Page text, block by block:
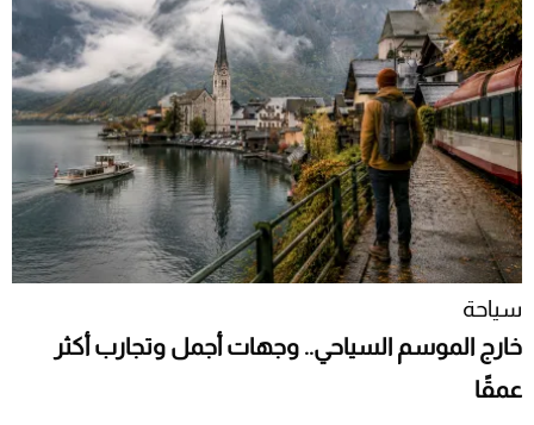
سياحة
خارج الموسم السياحي.. وجهات أجمل وتجارب أكثر
عمقًا